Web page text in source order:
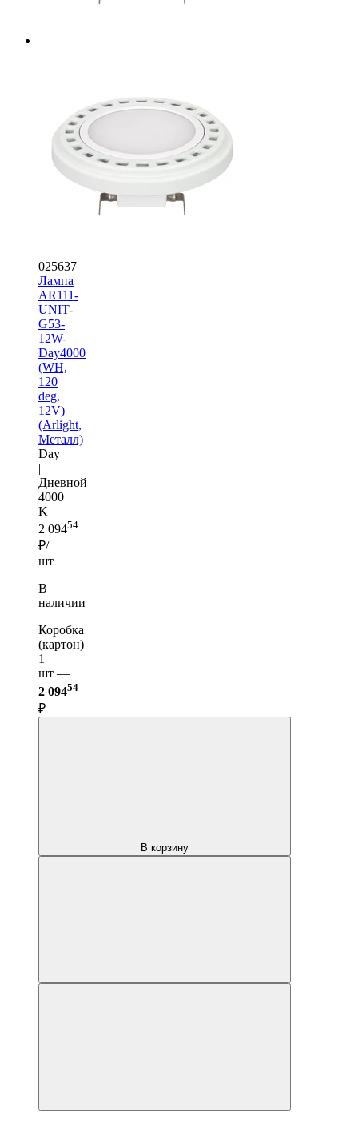
025637
Лампа
AR111-
UNIT-
G53-
12W-
Day4000
(WH,
120
deg,
12V)
(Arlight,
Металл)
Day
|
Дневной
4000
K
2 09454
₽/
шт
В
наличии
Коробка
(картон)
1
шт —
2 09454
₽
В корзину